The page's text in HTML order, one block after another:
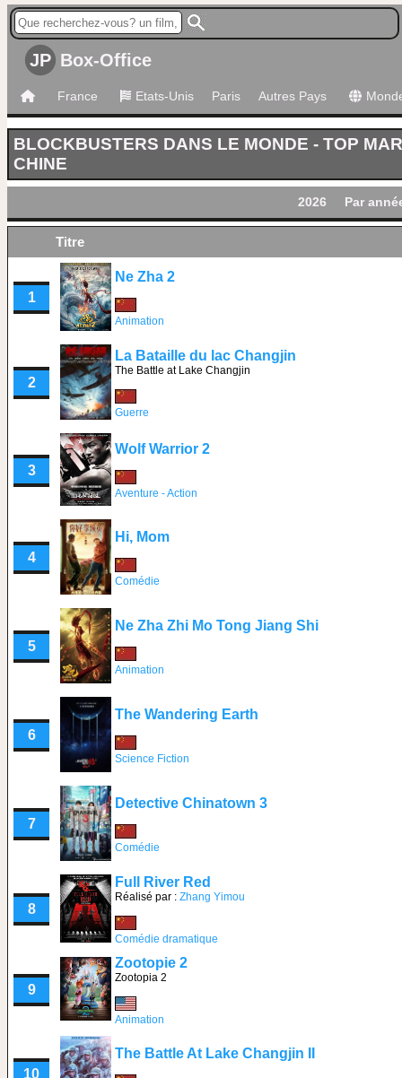
JP Box-Office
France Etats-Unis Paris Autres Pays
BLOCKBUSTERS DANS LE MONDE - TOP
CHINE
2026 Par
Titre
1
Ne Zha 2
Animation
2
La Bataille du lac Changjin
The Battle at Lake Changjin
Guerre
3
Wolf Warrior 2
Aventure - Action
4
Hi, Mom
Comédie
5
Ne Zha Zhi Mo Tong Jiang Shi
Animation
6
The Wandering Earth
Science Fiction
7
Detective Chinatown 3
Comédie
8
Full River Red
Réalisé par : Zhang Yimou
Comédie dramatique
9
Zootopie 2
Zootopia 2
Animation
10
The Battle At Lake Changjin II